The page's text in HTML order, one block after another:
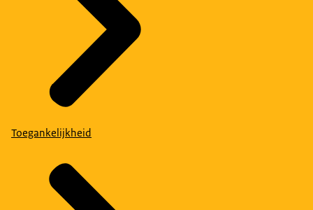
Toegankelijkheid